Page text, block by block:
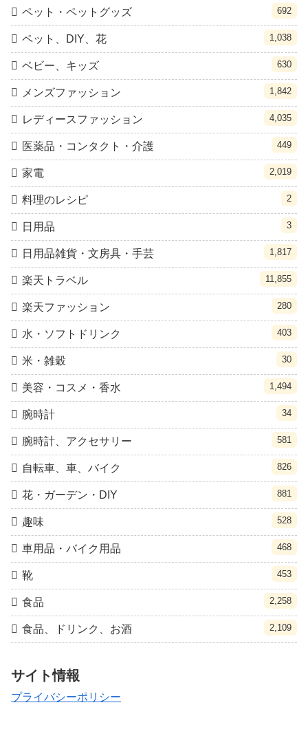
ペット・ペットグッズ 692
ペット、DIY、花 1,038
ベビー、キッズ 630
メンズファッション 1,842
レディースファッション 4,035
医薬品・コンタクト・介護 449
家電 2,019
料理のレシピ 2
日用品 3
日用品雑貨・文房具・手芸 1,817
楽天トラベル 11,855
楽天ファッション 280
水・ソフトドリンク 403
米・雑穀 30
美容・コスメ・香水 1,494
腕時計 34
腕時計、アクセサリー 581
自転車、車、バイク 826
花・ガーデン・DIY 881
趣味 528
車用品・バイク用品 468
靴 453
食品 2,258
食品、ドリンク、お酒 2,109
サイト情報
プライバシーポリシー